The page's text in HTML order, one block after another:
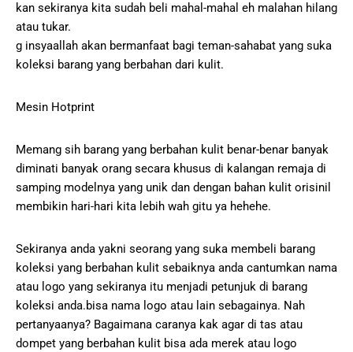
kan sekiranya kita sudah beli mahal-mahal eh malahan hilang
atau tukar.
g insyaallah akan bermanfaat bagi teman-sahabat yang suka
koleksi barang yang berbahan dari kulit.
Mesin Hotprint
Memang sih barang yang berbahan kulit benar-benar banyak
diminati banyak orang secara khusus di kalangan remaja di
samping modelnya yang unik dan dengan bahan kulit orisinil
membikin hari-hari kita lebih wah gitu ya hehehe.
Sekiranya anda yakni seorang yang suka membeli barang
koleksi yang berbahan kulit sebaiknya anda cantumkan nama
atau logo yang sekiranya itu menjadi petunjuk di barang
koleksi anda.bisa nama logo atau lain sebagainya. Nah
pertanyaanya? Bagaimana caranya kak agar di tas atau
dompet yang berbahan kulit bisa ada merek atau logo